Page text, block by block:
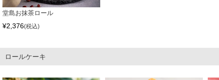
堂島お抹茶ロール
¥2,376 税込
ロールケーキ